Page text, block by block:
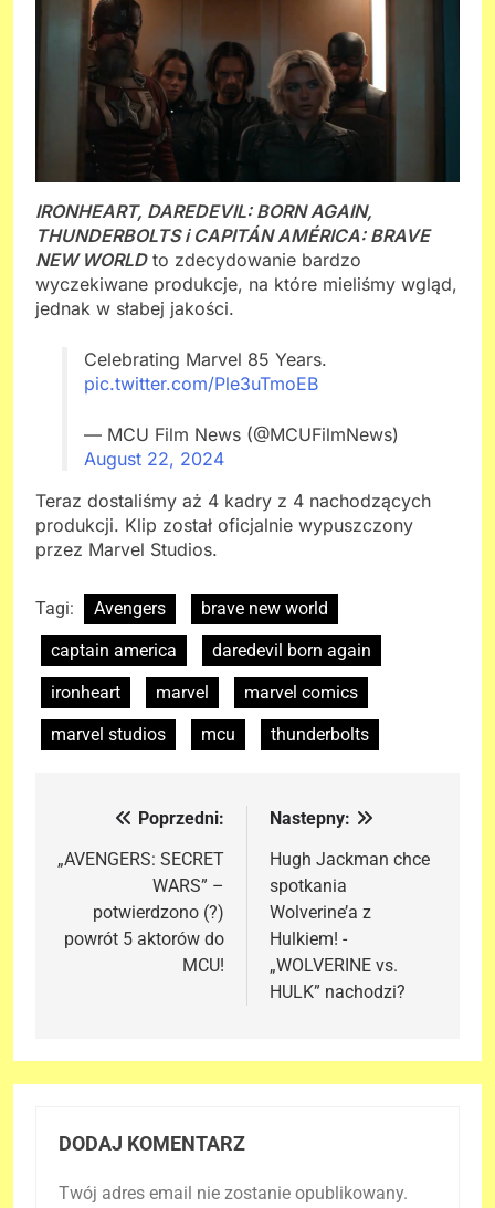
IRONHEART, DAREDEVIL: BORN AGAIN,
THUNDERBOLTS i CAPITÁN AMÉRICA: BRAVE
NEW WORLDto zdecydowanie bardzo
wyczekiwane produkcje, na które mieliśmy wgląd,
jednak w słabej jakości.
Celebrating Marvel 85 Years.
pic.twitter.com/Ple3uTmoEB
— MCU Film News (@MCUFilmNews)
August 22, 2024
Teraz dostaliśmy aż 4 kadry z 4 nachodzących
produkcji. Klip został oficjalnie wypuszczony
przez Marvel Studios.
Tagi: Avengers
brave new world
captain america
daredevil born again
ironheart
marvel
marvel comics
marvel studios
mcu thunderbolts
Nawigacja
wpisu
Poprzedni:
„AVENGERS: SECRET
WARS” –
potwierdzono (?)
powrót 5 aktorów do
MCU!
Nastepny:
Hugh Jackman chce
spotkania
Wolverine’a z
Hulkiem! -
„WOLVERINE vs.
HULK” nachodzi?
DODAJ KOMENTARZ
Twój adres email nie zostanie opublikowany.